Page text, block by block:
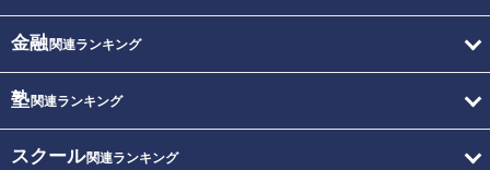
金融関連ランキング
塾関連ランキング
スクール関連ランキング